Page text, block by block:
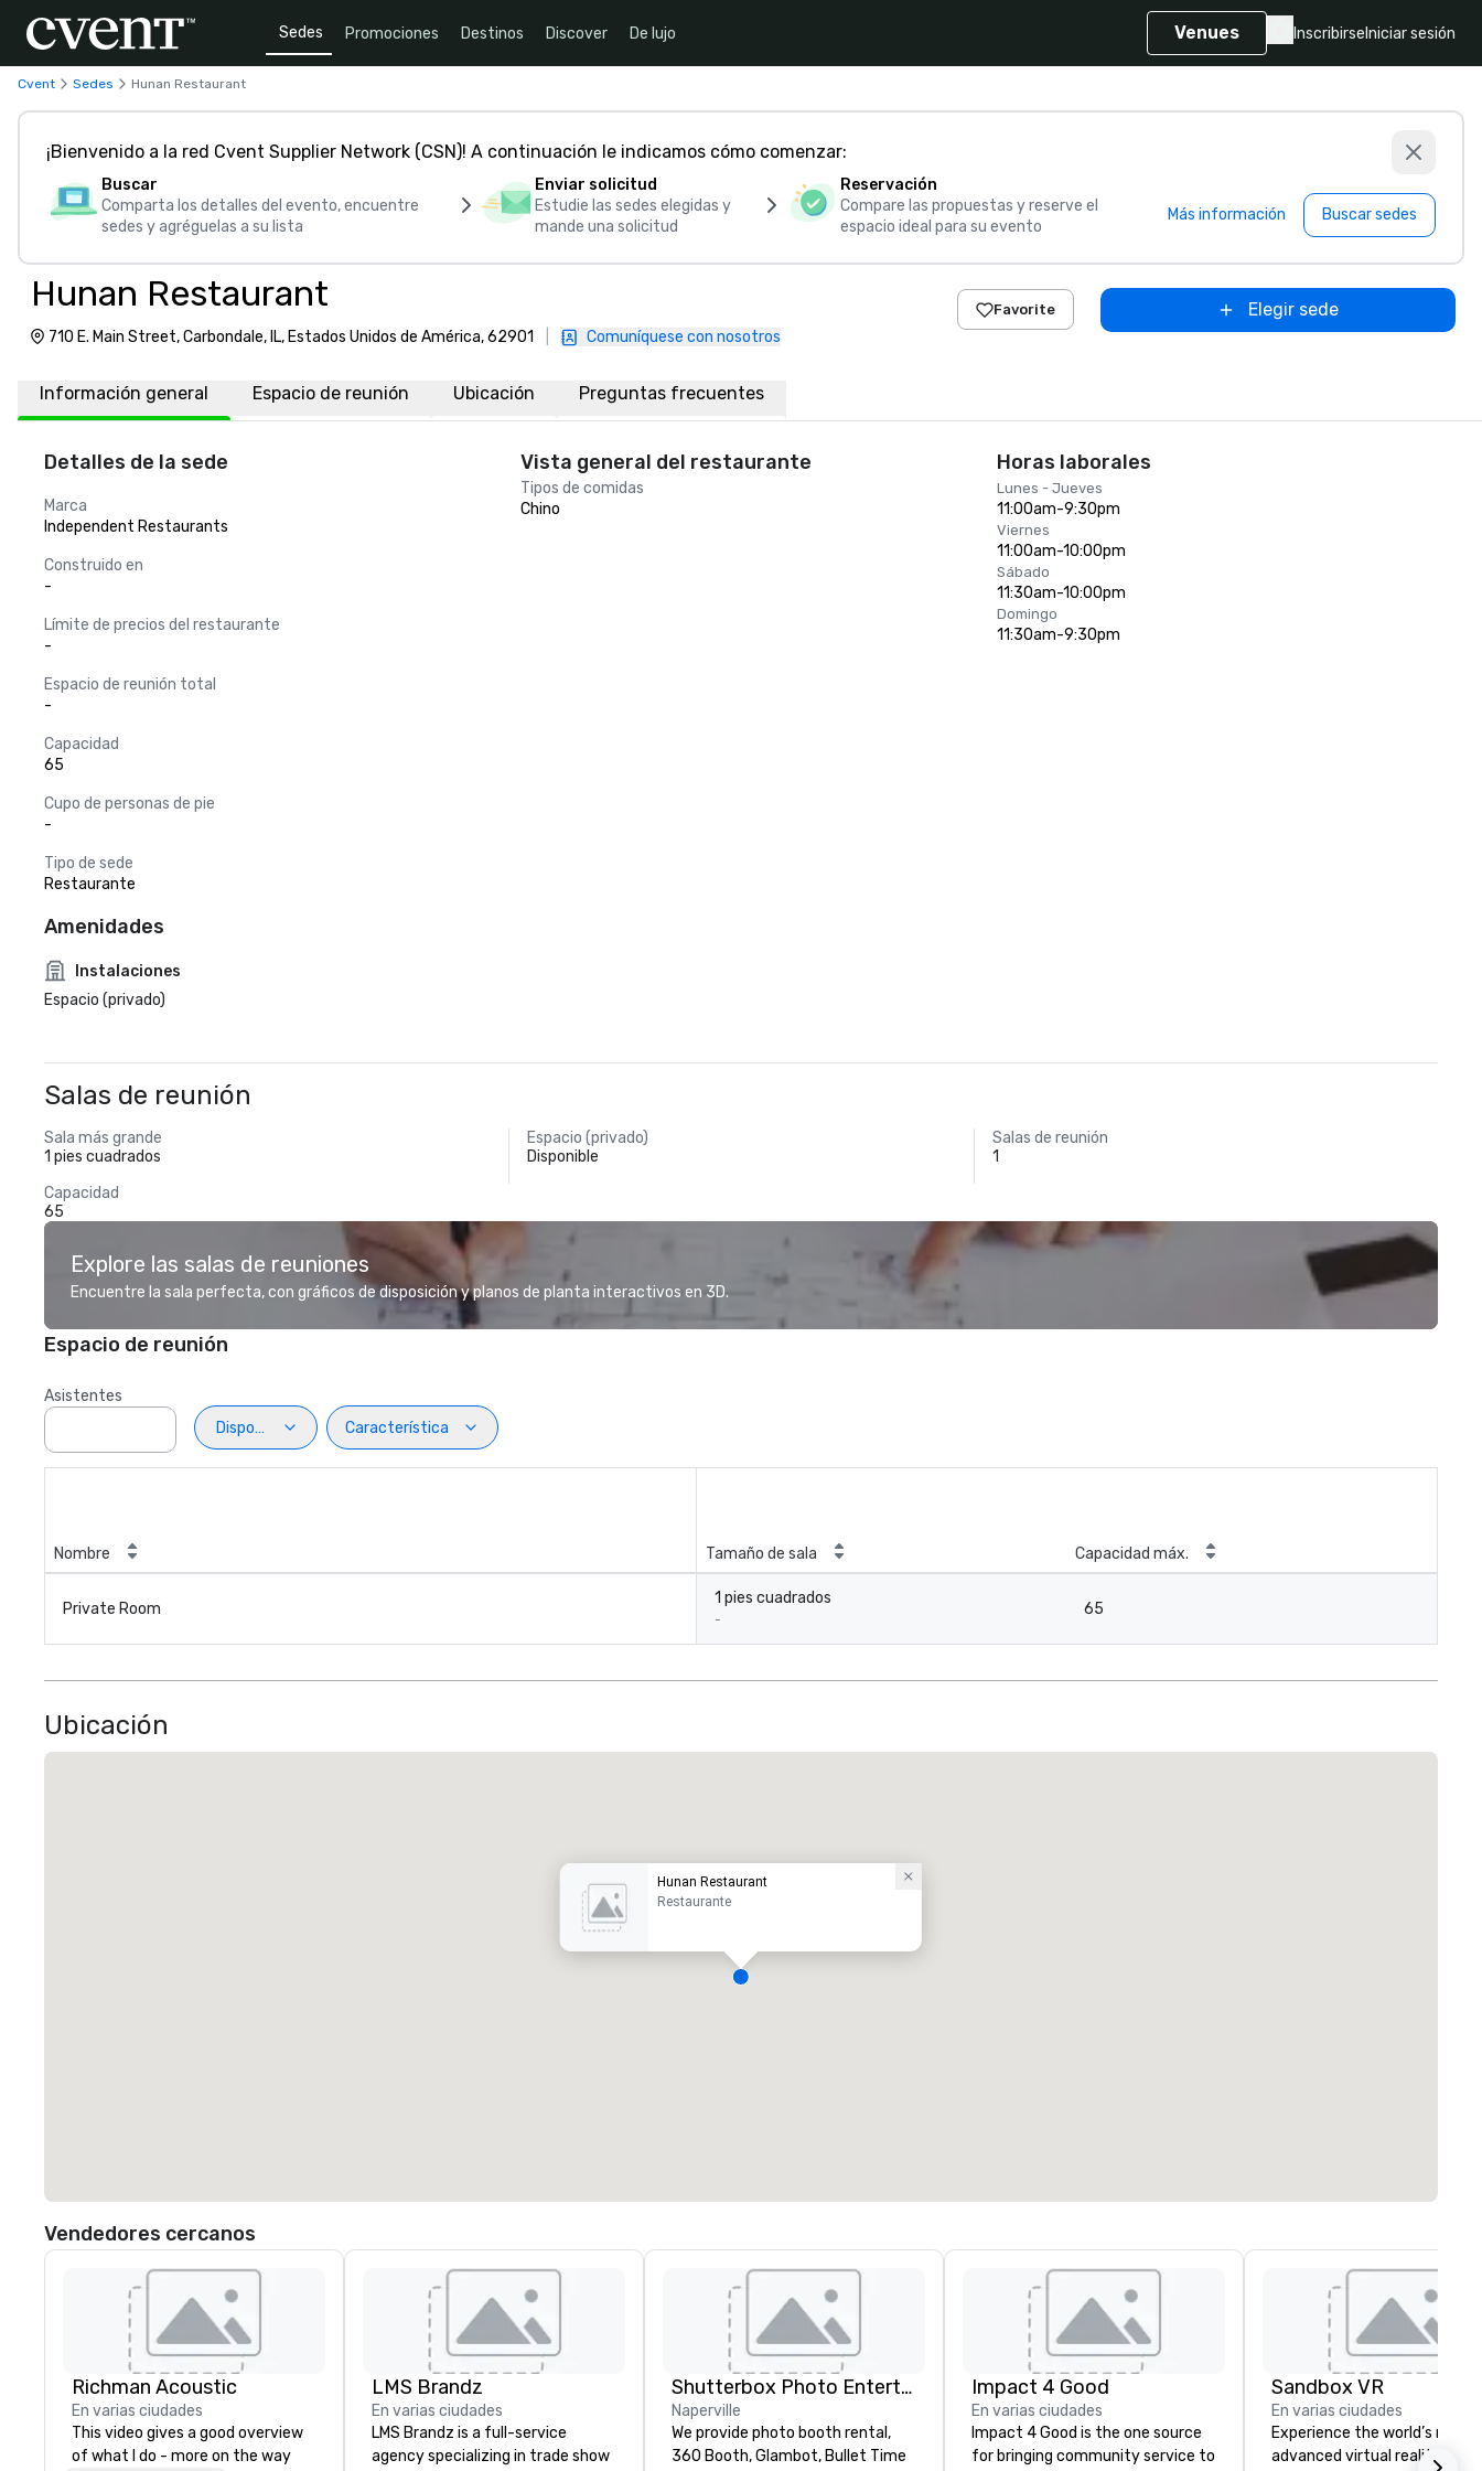
Sedes Promociones Destinos Discover De lujo Venues Inscribirse Iniciar sesión
Cvent Sedes Hunan Restaurant
¡Bienvenido a la red Cvent Supplier Network (CSN)! A continuación le indicamos cómo comenzar:
Buscar
Comparta los detalles del evento, encuentre
sedes y agréguelas a su lista
Enviar solicitud
Estudie las sedes elegidas y
mande una solicitud
Reservación
Compare las propuestas y reserve el
espacio ideal para su evento
Más información Buscar sedes
Hunan Restaurant
710 E. Main Street, Carbondale, IL, Estados Unidos de América, 62901 Comuníquese con nosotros
Favorite Elegir sede
Información general Espacio de reunión Ubicación Preguntas frecuentes
Detalles de la sede
Marca
Independent Restaurants
Construido en
-
Límite de precios del restaurante
-
Espacio de reunión total
-
Capacidad
65
Cupo de personas de pie
-
Tipo de sede
Restaurante
Vista general del restaurante
Tipos de comidas
Chino
Horas laborales
Lunes - Jueves
11:00am-9:30pm
Viernes
11:00am-10:00pm
Sábado
11:30am-10:00pm
Domingo
11:30am-9:30pm
Amenidades
Instalaciones
Espacio (privado)
Salas de reunión
Sala más grande
1 pies cuadrados
Espacio (privado)
Disponible
Salas de reunión
1
Capacidad
65
Explore las salas de reuniones
Encuentre la sala perfecta, con gráficos de disposición y planos de planta interactivos en 3D.
Espacio de reunión
Asistentes
Disposiciön
Característica
Nombre Tamaño de sala Capacidad máx.
Private Room
1 pies cuadrados
-
65
Ubicación
Hunan Restaurant
Restaurante
Vendedores cercanos
Richman Acoustic
En varias ciudades
This video gives a good overview
of what I do - more on the way
LMS Brandz
En varias ciudades
LMS Brandz is a full-service
agency specializing in trade show
Shutterbox Photo Entertainment
Naperville
We provide photo booth rental,
360 Booth, Glambot, Bullet Time
Impact 4 Good
En varias ciudades
Impact 4 Good is the one source
for bringing community service to
Sandbox VR
En varias ciudades
Experience the world’s most
advanced virtual reality at